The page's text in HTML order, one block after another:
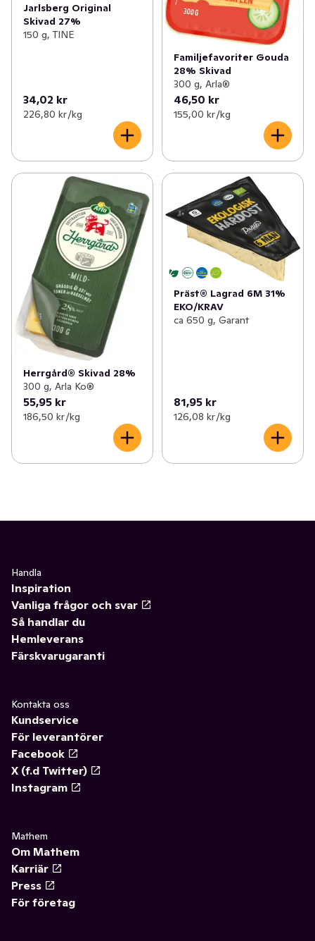
Jarlsberg Original
Skivad 27%
150 g, TINE
34,02 kr
226,80 kr /kg
Familjefavoriter Gouda
28% Skivad
300 g, Arla®
46,50 kr
155,00 kr /kg
Herrgård® Skivad 28%
300 g, Arla Ko®
55,95 kr
186,50 kr /kg
Präst® Lagrad 6M 31%
EKO/KRAV
ca 650 g, Garant
81,95 kr
126,08 kr /kg
Handla
Inspiration
Vanliga frågor och svar
Så handlar du
Hemleverans
Färskvarugaranti
Kontakta oss
Kundservice
För leverantörer
Facebook
X (f.d Twitter)
Instagram
Mathem
Om Mathem
Karriär
Press
För företag